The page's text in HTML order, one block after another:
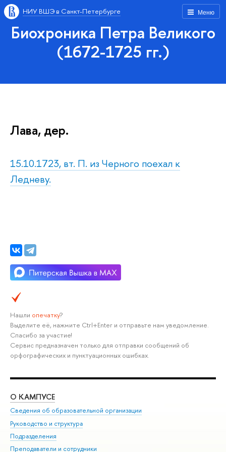
Меню
НИУ ВШЭ в Санкт-Петербурге
Биохроника Петра Великого
(1672-1725 гг.)
Лава, дер.
15.10.1723, вт. П. из Черного поехал к
Ледневу.
Нашли опечатку?
Выделите её, нажмите Ctrl+Enter и отправьте нам уведомление.
Спасибо за участие!
Сервис предназначен только для отправки сообщений об
орфографических и пунктуационных ошибках.
О КАМПУСЕ
Сведения об образовательной организации
Руководство и структура
Подразделения
Преподаватели и сотрудники